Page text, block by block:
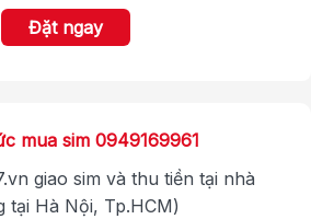
Đặt ngay
mua sim 0949169961
giao sim và thu tiền tại nhà
tại Hà Nội, Tp.HCM)